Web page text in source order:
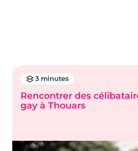
3 minutes
Rencontrer des
gay à Thouars